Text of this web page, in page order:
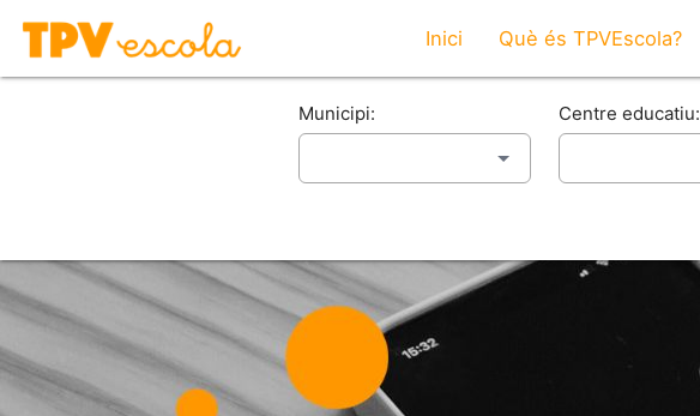
Inici Què és TPVEscola?
Municipi: Centre educatiu: